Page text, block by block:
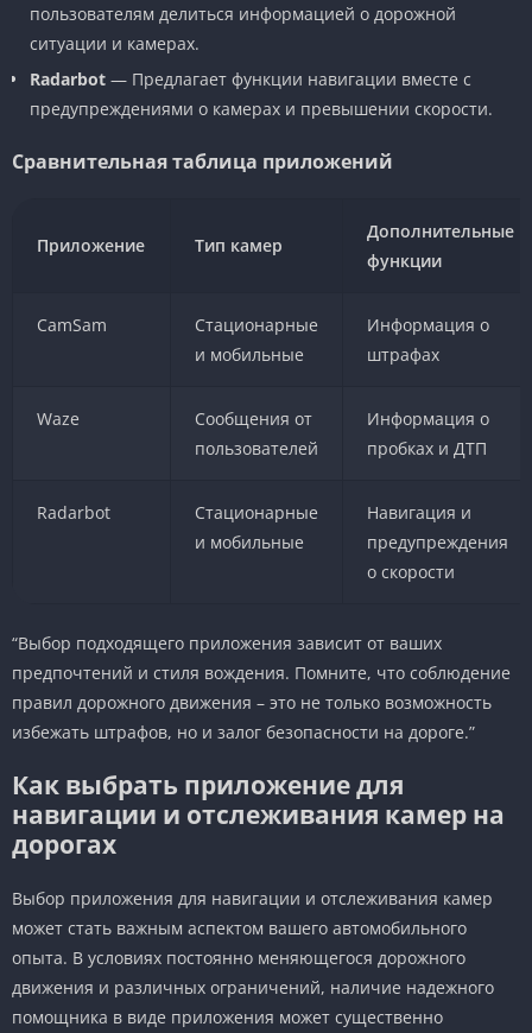
пользователям делиться информацией о дорожной
ситуации и камерах.
Radarbot — Предлагает функции навигации вместе с
предупреждениями о камерах и превышении скорости.
Сравнительная таблица приложений
Приложение Тип камер
Дополнительные
функции
CamSam
Стационарные
и мобильные
Информация о
штрафах
Waze
Сообщения от
пользователей
Информация о
пробках и ДТП
Radarbot
Стационарные
и мобильные
Навигация и
предупреждения
о скорости
“Выбор подходящего приложения зависит от ваших
предпочтений и стиля вождения. Помните, что соблюдение
правил дорожного движения – это не только возможность
избежать штрафов, но и залог безопасности на дороге.”
Как выбрать приложение для
навигации и отслеживания камер на
дорогах
Выбор приложения для навигации и отслеживания камер
может стать важным аспектом вашего автомобильного
опыта. В условиях постоянно меняющегося дорожного
движения и различных ограничений, наличие надежного
помощника в виде приложения может существенно